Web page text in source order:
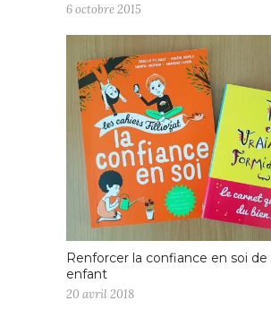
6 octobre 2015
Renforcer la confiance en soi de
enfant
20 avril 2018